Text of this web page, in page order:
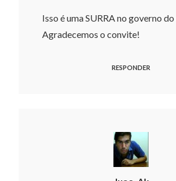
Isso é uma SURRA no governo
Agradecemos o convite!
RESPONDER